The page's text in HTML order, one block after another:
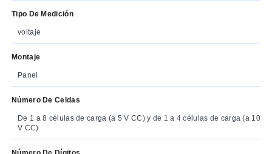
Tipo De Medición
voltaje
Montaje
Panel
Número De Celdas
De 1 a 8 células de carga (a 5 V CC) y de 1 a 4 células de carga (a 10
V CC)